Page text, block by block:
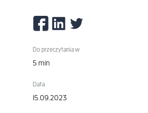
Do przeczytania w
5 min
Data
15.09.2023